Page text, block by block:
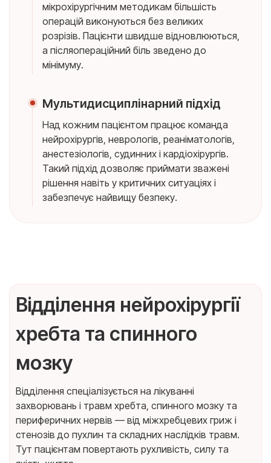
мікрохірургічним методикам більшість
операцій виконуються без великих
розрізів. Пацієнти швидше відновлюються,
а післяопераційний біль зведено до
мінімуму.
Мультидисциплінарний підхід
Над кожним пацієнтом працює команда
нейрохірургів, неврологів, реаніматологів,
анестезіологів, судинних і кардіохірургів.
Такий підхід дозволяє приймати зважені
рішення навіть у критичних ситуаціях і
забезпечує найвищу безпеку.
Відділення нейрохірургії
хребта та спинного
мозку
Відділення спеціалізується на лікуванні
захворювань і травм хребта, спинного мозку та
периферичних нервів — від міжхребцевих гриж і
стенозів до пухлин та складних наслідків травм.
Тут пацієнтам повертають рухливість, силу та